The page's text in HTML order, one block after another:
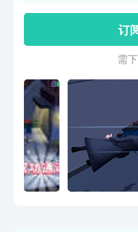
的短短
一次机
订
需